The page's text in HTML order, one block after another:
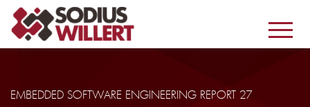
EMBEDDED SOFTWARE ENGINEERING REPORT 27